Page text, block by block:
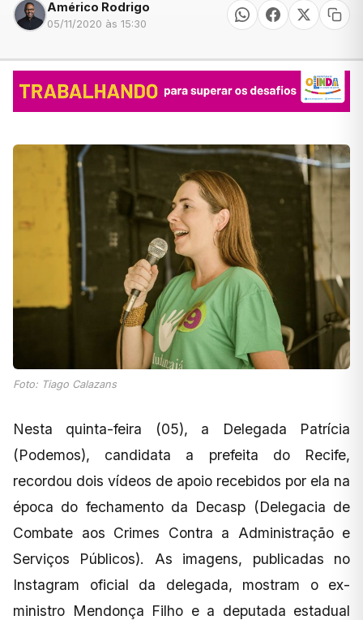
Américo Rodrigo
05/11/2020 às 15:30
Foto: Tiago Calazans
Nesta quinta-feira (05), a Delegada Patrícia
(Podemos), candidata a prefeita do Recife,
recordou dois vídeos de apoio recebidos por ela na
época do fechamento da Decasp (Delegacia de
Combate aos Crimes Contra a Administração e
Serviços Públicos). As imagens, publicadas no
Instagram oficial da delegada, mostram o ex-
ministro Mendonça Filho e a deputada estadual